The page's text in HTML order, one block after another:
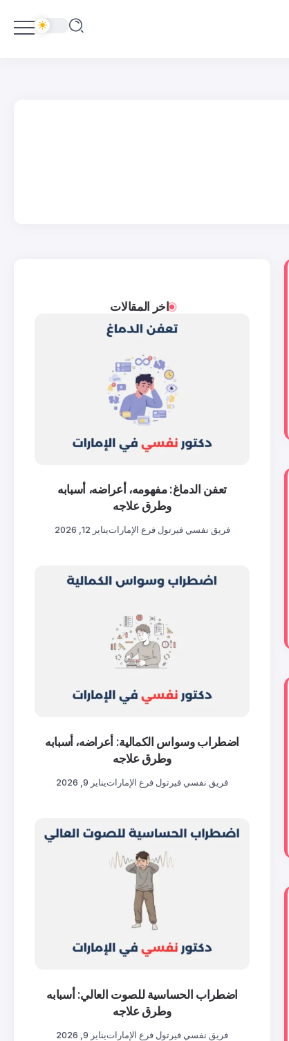
اخر المقالات
تعفن الدماغ: مفهومه، أعراضه، أسبابه
وطرق علاجه
فريق نفسي فيرتول فرع الإماراتيناير 12, 2026
اضطراب وسواس الكمالية: أعراضه، أسبابه
وطرق علاجه
فريق نفسي فيرتول فرع الإماراتيناير 9, 2026
اضطراب الحساسية للصوت العالي: أسبابه
وطرق علاجه
فريق نفسي فيرتول فرع الإماراتيناير 9, 2026